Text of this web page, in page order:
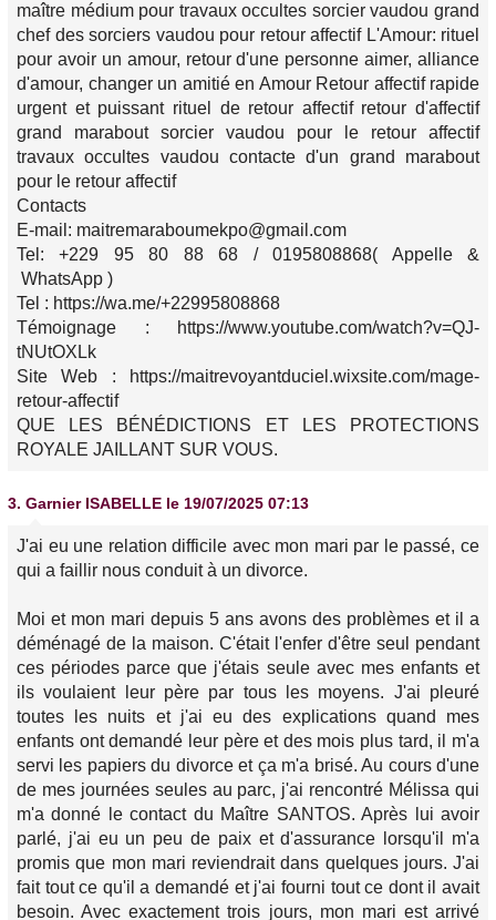
maître médium pour travaux occultes sorcier vaudou grand
chef des sorciers vaudou pour retour affectif L'Amour: rituel
pour avoir un amour, retour d'une personne aimer, alliance
d'amour, changer un amitié en Amour Retour affectif rapide
urgent et puissant rituel de retour affectif retour d'affectif
grand marabout sorcier vaudou pour le retour affectif
travaux occultes vaudou contacte d'un grand marabout
pour le retour affectif
Contacts
E-mail: maitremaraboumekpo@gmail.com
Tel: +229 95 80 88 68 / 0195808868( Appelle &
WhatsApp )
Tel : https://wa.me/+22995808868
Témoignage : https://www.youtube.com/watch?v=QJ-
tNUtOXLk
Site Web : https://maitrevoyantduciel.wixsite.com/mage-
retour-affectif
QUE LES BÉNÉDICTIONS ET LES PROTECTIONS
ROYALE JAILLANT SUR VOUS.
3. Garnier ISABELLE le 19/07/2025 07:13
J'ai eu une relation difficile avec mon mari par le passé, ce
qui a faillir nous conduit à un divorce.
Moi et mon mari depuis 5 ans avons des problèmes et il a
déménagé de la maison. C'était l'enfer d'être seul pendant
ces périodes parce que j'étais seule avec mes enfants et
ils voulaient leur père par tous les moyens. J'ai pleuré
toutes les nuits et j'ai eu des explications quand mes
enfants ont demandé leur père et des mois plus tard, il m'a
servi les papiers du divorce et ça m'a brisé. Au cours d'une
de mes journées seules au parc, j'ai rencontré Mélissa qui
m'a donné le contact du Maître SANTOS. Après lui avoir
parlé, j'ai eu un peu de paix et d'assurance lorsqu'il m'a
promis que mon mari reviendrait dans quelques jours. J'ai
fait tout ce qu'il a demandé et j'ai fourni tout ce dont il avait
besoin. Avec exactement trois jours, mon mari est arrivé